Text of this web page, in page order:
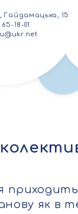
Гайдамацька, 15
18-01
як в